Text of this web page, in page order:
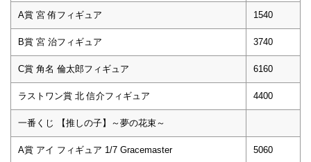
A賞 宮 侑フィギュア 1540
B賞 宮 治フィギュア 3740
C賞 角名 倫太郎フィギュア 6160
ラストワン賞 北 信介フィギュア 4400
一番くじ 【推しの子】～夢の花束～
A賞 アイ フィギュア 1/7 Gracemaster 5060